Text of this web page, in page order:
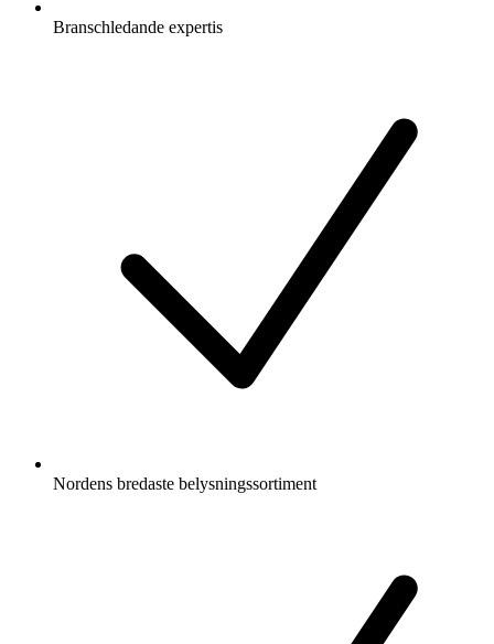
Branschledande expertis
Nordens bredaste belysningssortiment